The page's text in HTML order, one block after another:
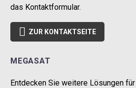
das Kontaktformular.
 ZUR KONTAKTSEITE
MEGASAT
Entdecken Sie weitere Lösungen